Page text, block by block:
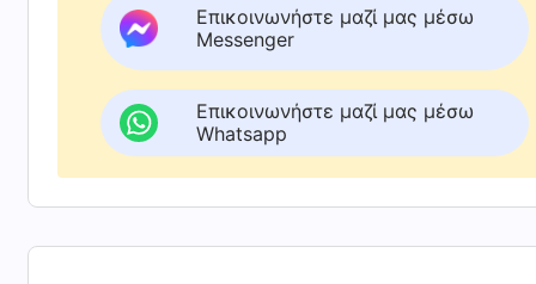
ανθρώπου, για να εκτελέσει το έργο Του.
Κυρίου Ιησού, όχι σε κάτι που έχει
με τη μορφή πνεύματος ή ενσαρκωμένος ως
εδώ και καιρό, κι όχι από κάποιον
Επικοινωνήστε μαζί μας μέσω
Messenger
Επικοινωνήστε μαζί μας μέσω
Whatsapp